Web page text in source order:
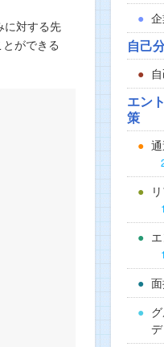
に対する先
ができる
自己
エン
策